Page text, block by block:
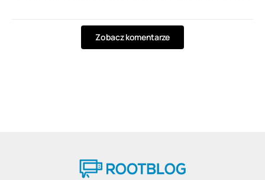
Zobacz komentarze